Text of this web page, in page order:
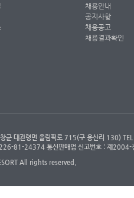
채용안내
공지사항
채용공고
채용결과확인
창군 대관령면 올림픽로 715(구 용산리
81-24374 통신판매업 신고번호 : 제2004-
All rights reserved.